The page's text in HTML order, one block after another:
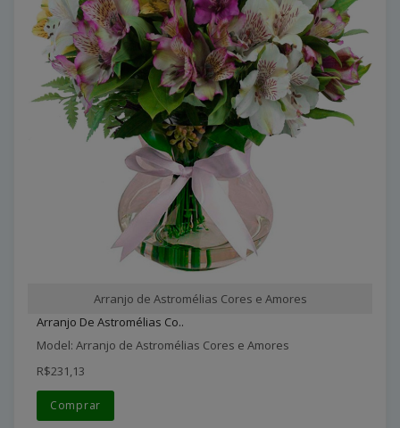
Arranjo de Astromélias Cores e Amores
Arranjo De Astromélias Co..
Model: Arranjo de Astromélias Cores e Amores
R$231,13
Comprar